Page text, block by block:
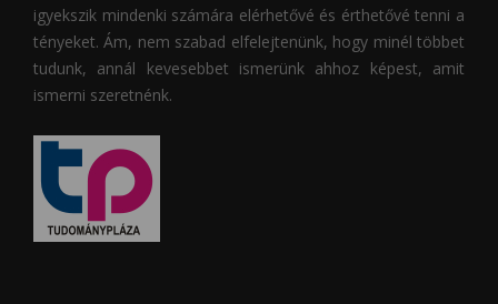
igyekszik mindenki számára elérhetővé és érthetővé tenni a
tényeket. Ám, nem szabad elfelejtenünk, hogy minél többet
tudunk, annál kevesebbet ismerünk ahhoz képest, amit
ismerni szeretnénk.